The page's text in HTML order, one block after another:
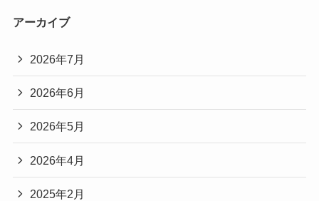
アーカイブ
2026年7月
2026年6月
2026年5月
2026年4月
2025年2月